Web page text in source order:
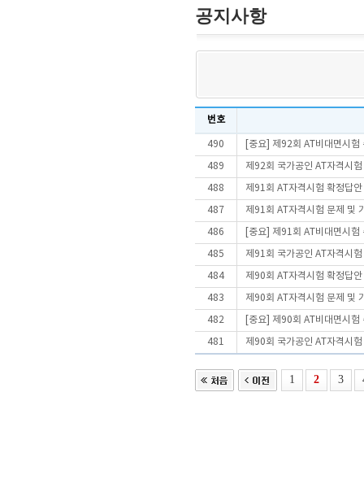
공지사항
번호
490 [중요] 제92회 AT비대면시험
489 제92회 국가공인 AT자격시
488 제91회 AT자격시험 확정답
487 제91회 AT자격시험 문제 및
486 [중요] 제91회 AT비대면시험
485 제91회 국가공인 AT자격시
484 제90회 AT자격시험 확정답
483 제90회 AT자격시험 문제 및
482 [중요] 제90회 AT비대면시험
481 제90회 국가공인 AT자격시
1 2 3